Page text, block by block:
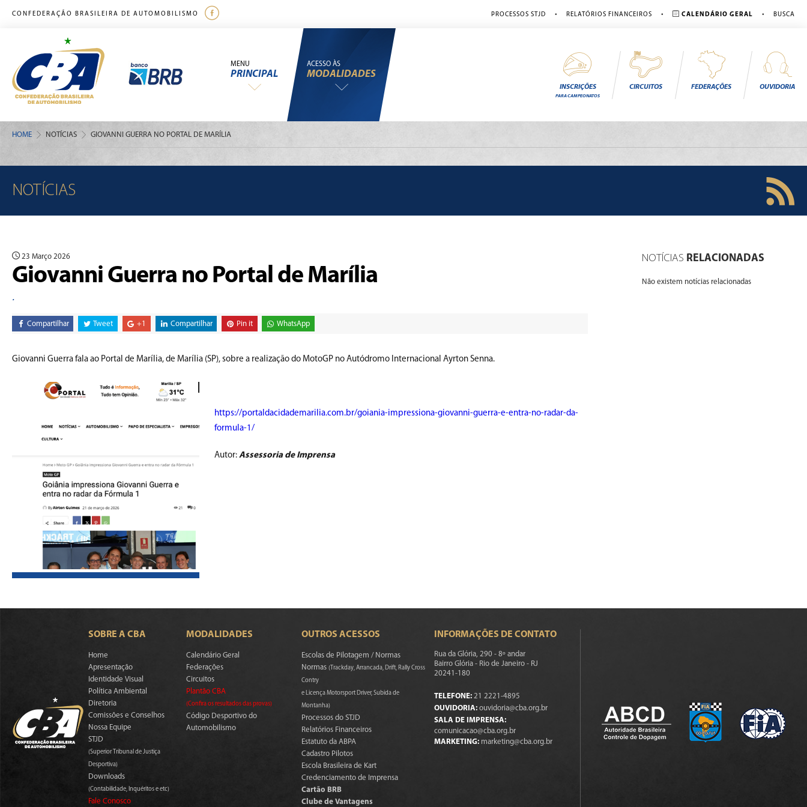
CONFEDERAÇÃO BRASILEIRA DE AUTOMOBILISMO PROCESSOS STJD • RELATÓRIOS FINANCEIROS • CALENDÁRIO GERAL • BUSCA
MENU
PRINCIPAL
ACESSO ÀS
MODALIDADES
INSCRIÇÕES
PARA CAMPEONATOS
CIRCUITOS FEDERAÇÕES OUVIDORIA
HOME NOTÍCIAS GIOVANNI GUERRA NO PORTAL DE MARÍLIA
NOTÍCIAS
23 Março 2026
Giovanni Guerra no Portal de Marília
.
Compartilhar Tweet +1 Compartilhar Pin it WhatsApp
Giovanni Guerra fala ao Portal de Marília, de Marília (SP), sobre a realização do MotoGP no Autódromo Internacional Ayrton Senna.
https://portaldacidademarilia.com.br/goiania-impressiona-giovanni-guerra-e-entra-no-radar-da-
formula-1/
Autor: Assessoria de Imprensa
NOTÍCIAS RELACIONADAS
Não existem notícias relacionadas
SOBRE A CBA
Home
Apresentação
Identidade Visual
Política Ambiental
Diretoria
Comissões e Conselhos
Nossa Equipe
STJD
(Superior Tribunal de Justiça
Desportiva)
Downloads
(Contabilidade, Inquéritos e etc)
Fale Conosco
MODALIDADES
Calendário Geral
Federações
Circuitos
Plantão CBA
(Confira os resultados das provas)
Código Desportivo do
Automobilismo
OUTROS ACESSOS
Escolas de Pilotagem / Normas
Normas(Trackday, Arrancada, Drift, Rally Cross
Contry
e Licença Motorsport Driver, Subida de
Montanha)
Processos do STJD
Relatórios Financeiros
Estatuto da ABPA
Cadastro Pilotos
Escola Brasileira de Kart
Credenciamento de Imprensa
Cartão BRB
Clube de Vantagens
INFORMAÇÕES DE CONTATO
Rua da Glória, 290 - 8º andar
Bairro Glória - Rio de Janeiro - RJ
20241-180
TELEFONE: 21 2221-4895
OUVIDORIA: ouvidoria@cba.org.br
SALA DE IMPRENSA:
comunicacao@cba.org.br
MARKETING: marketing@cba.org.br